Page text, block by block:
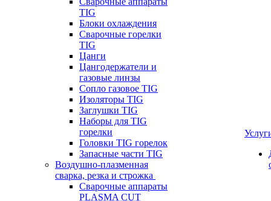
TIG
Блоки охлаждения
Сварочные горелки
TIG
Цанги
Цангодержатели и
газовые линзы
Сопло газовое TIG
Изоляторы TIG
Заглушки TIG
Наборы для TIG
горелки
Головки TIG горелок
Запасные части TIG
Воздушно-плазменная
сварка, резка и строжка
Сварочные аппараты
PLASMA CUT